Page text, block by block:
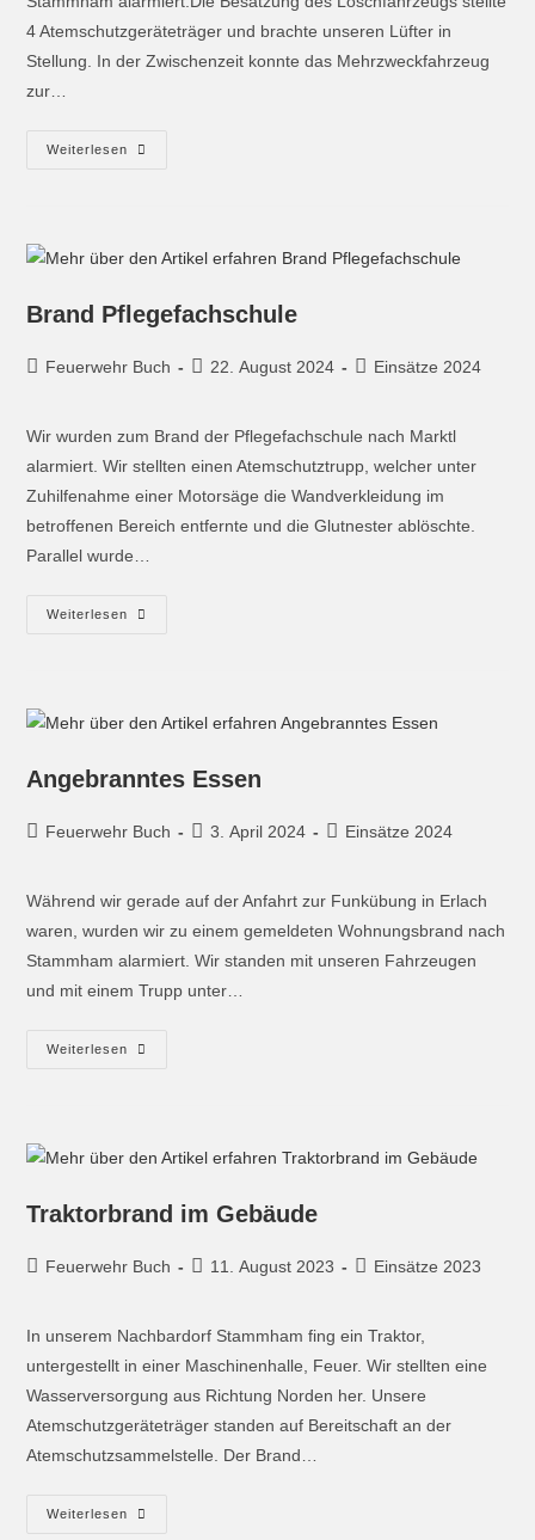
4 Atemschutzgeräteträger und brachte unseren Lüfter in
Stellung. In der Zwischenzeit konnte das Mehrzweckfahrzeug
zur…
Weiterlesen
Brand Pflegefachschule
Feuerwehr Buch 22. August 2024 Einsätze 2024
Wir wurden zum Brand der Pflegefachschule nach Marktl
alarmiert. Wir stellten einen Atemschutztrupp, welcher unter
Zuhilfenahme einer Motorsäge die Wandverkleidung im
betroffenen Bereich entfernte und die Glutnester ablöschte.
Parallel wurde…
Weiterlesen
Angebranntes Essen
Feuerwehr Buch 3. April 2024 Einsätze 2024
Während wir gerade auf der Anfahrt zur Funkübung in Erlach
waren, wurden wir zu einem gemeldeten Wohnungsbrand nach
Stammham alarmiert. Wir standen mit unseren Fahrzeugen
und mit einem Trupp unter…
Weiterlesen
Traktorbrand im Gebäude
Feuerwehr Buch 11. August 2023 Einsätze 2023
In unserem Nachbardorf Stammham fing ein Traktor,
untergestellt in einer Maschinenhalle, Feuer. Wir stellten eine
Wasserversorgung aus Richtung Norden her. Unsere
Atemschutzgeräteträger standen auf Bereitschaft an der
Atemschutzsammelstelle. Der Brand…
Weiterlesen